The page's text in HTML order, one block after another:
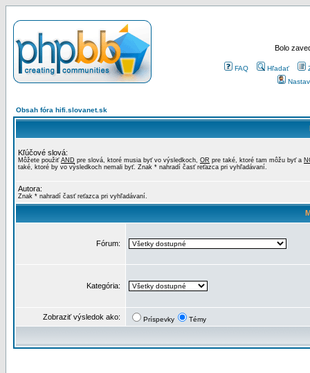
Bolo
FAQ Hľadať
Obsah fóra hifi.slovanet.sk
Kľúčové slová:
Môžete použiť AND pre slová, ktoré musia byť vo výsledkoch, OR pre také, ktoré tam môžu byť a
také, ktoré by vo výsledkoch nemali byť. Znak * nahradí časť reťazca pri vyhľadávaní.
Autora:
Znak * nahradí časť reťazca pri vyhľadávaní.
Fórum:
Kategória:
Zobraziť výsledok ako: Príspevky Témy